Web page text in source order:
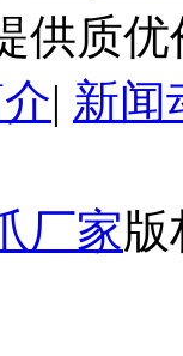
供质
| 新闻
厂家版